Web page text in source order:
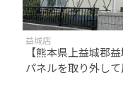
益城店
【熊本県上益城郡
パネルを取り外し